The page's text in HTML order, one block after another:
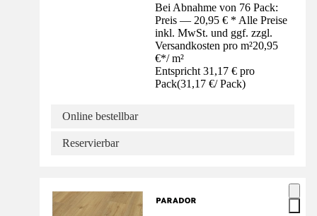
Bei Abnahme von 76 Pack:
Preis — 20,95 € * Alle Preise
inkl. MwSt. und ggf. zzgl.
Versandkosten pro m²20,95
€*/ m²
Entspricht 31,17 € pro
Pack(31,17 €/ Pack)
Online bestellbar
Reservierbar